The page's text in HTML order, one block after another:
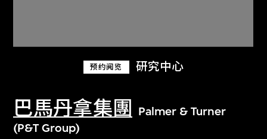
预约阅览 研究中心
巴馬丹拿集團
Palmer & Turner
(P&T Group)
关于M+藏品
探索世界顶级的二十及二十一世纪视觉
文化藏品。